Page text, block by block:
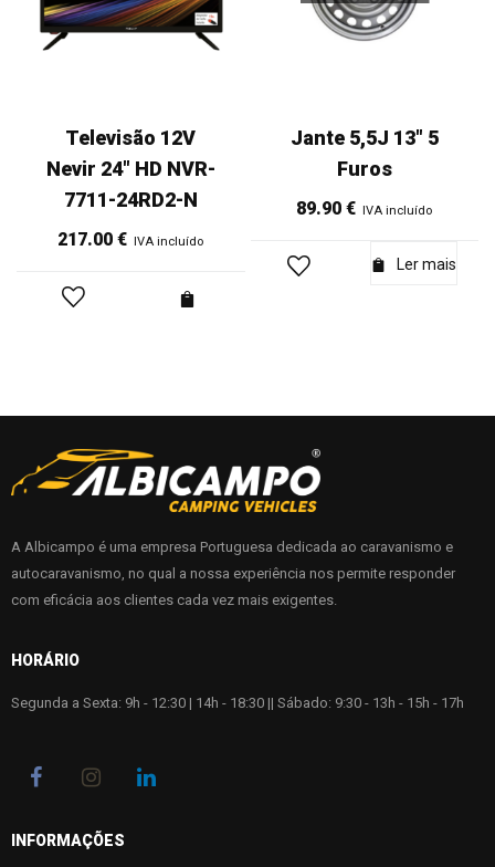
Televisão 12V
Nevir 24" HD NVR-
7711-24RD2-N
217.00€ IVA incluído
Jante 5,5J 13" 5
Furos
89.90€ IVA incluído
Ler mais
A Albicampo é uma empresa Portuguesa dedicada ao caravanismo e
autocaravanismo, no qual a nossa experiência nos permite responder
com eficácia aos clientes cada vez mais exigentes.
HORÁRIO
Segunda a Sexta: 9h - 12:30 | 14h - 18:30 || Sábado: 9:30 - 13h - 15h - 17h
INFORMAÇÕES